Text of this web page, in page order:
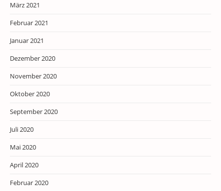
März 2021
Februar 2021
Januar 2021
Dezember 2020
November 2020
Oktober 2020
September 2020
Juli 2020
Mai 2020
April 2020
Februar 2020